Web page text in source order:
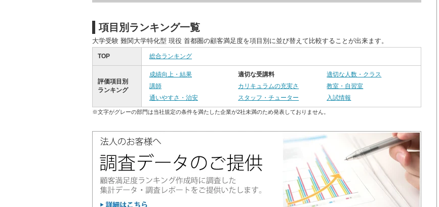
項目別ランキング一覧
大学受験 難関大学特化型 現役 首都圏の顧客満足度を項目別に並び替えて比較することが出来ます。
TOP 総合ランキング
評価項目別
ランキング
成績向上・結果 適切な受講料
適切な人数・クラス
講師
カリキュラムの充実さ
教室・自習室
通いやすさ・治安
スタッフ・チューター 入試情報
※文字がグレーの部門は当社規定の条件を満たした企業が2社未満のため発表しておりません。